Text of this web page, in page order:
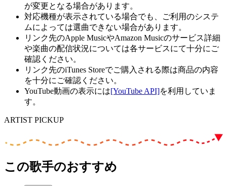
が変更となる場合があります。
対応機種が表示されている場合でも、ご利用のシステ
ムによっては選曲できない場合があります。
リンク先のApple MusicやAmazon Musicのサービス詳細
や楽曲の配信状況については各サービスにて十分にご
確認ください。
リンク先のiTunes Storeでご購入される際は商品の内容
を十分にご確認ください。
YouTube動画の表示には[YouTube API]を利用していま
す。
ARTIST PICKUP
この歌手のおすすめ